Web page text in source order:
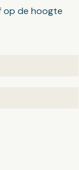
op de hoogte